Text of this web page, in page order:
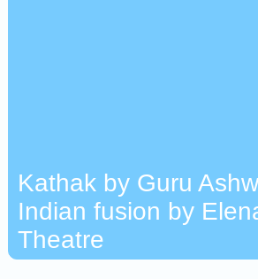
Kathak by Guru
Indian fusion by
Theatre